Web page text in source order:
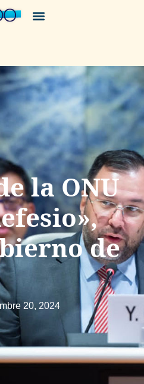
la ONU
de
20, 2024